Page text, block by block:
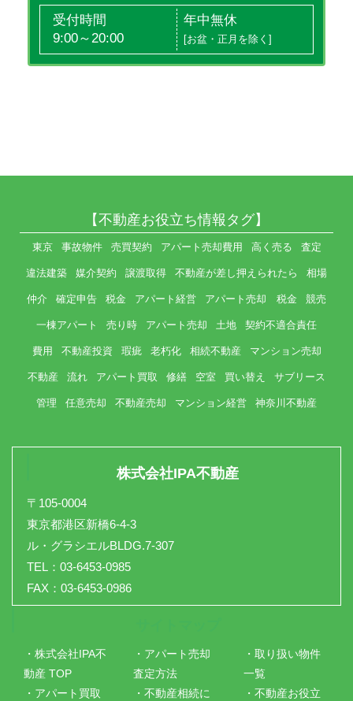
受付時間
9:00～20:00
年中無休
[お盆・正月を除く]
【不動産お役立ち情報タグ】
東京 事故物件 売買契約 アパート売却費用 高く売る 査定
違法建築 媒介契約 譲渡取得 不動産が差し押えられたら 相場
仲介 確定申告 税金 アパート経営 アパート売却 税金 競売
一棟アパート 売り時 アパート売却 土地 契約不適合責任
費用 不動産投資 瑕疵 老朽化 相続不動産 マンション売却
不動産 流れ アパート買取 修繕 空室 買い替え サブリース
管理 任意売却 不動産売却 マンション経営 神奈川不動産
株式会社IPA不動産
〒105-0004
東京都港区新橋6-4-3
ル・グラシエルBLDG.7-307
TEL：03-6453-0985
FAX：03-6453-0986
・株式会社IPA不
動産 TOP
・アパート買取
・アパート売却
査定方法
・不動産相続に
・取り扱い物件
一覧
・不動産お役立